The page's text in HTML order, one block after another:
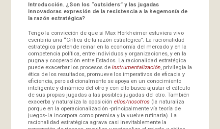
Introducción. ¿Son los “outsiders” y las jugadas
innovadoras expresión de la resistencia a la hegemonía de
la razón estratégica?
Tengo la convicción de que si Max Horkheimer estuviera vivo
escribiría una “Crítica de la razón estratégica”. La racionalidad
estratégica pretende reinar en la economía del mercado y en la
competencia política, entre individuos y organizaciones, y en la
pugna y cooperación entre Estados. La racionalidad estratégica
puede exacerbar los procesos de instrumentalización, privilegia la
ética de los resultados, promueve los imperativos de eficacia y
eficiencia, pero adicionalmente se apoya en un conocimiento
inteligente y dinámico del otro y con ello busca ajustar el cálculo
de sus propias jugadas a las posibles jugadas del otro. También
exacerba y naturaliza la oposición ellos/nosotros (la naturaliza
porque en la operacionalización -principalmente vía teoría de
juegos- la incorpora como premisa y la vuelve rutinaria). La
racionalidad estratégica agrava casi inevitablemente la